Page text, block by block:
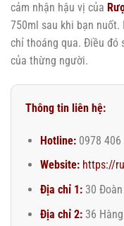
cảm nhận hậu vị của
750ml sau khi bạn nuốt.
chỉ thoáng qua. Điều đó
của thừng người.
Thông tin liên hệ:
Hotline:0978 406
Website: https://
Địa chỉ 1:30 Đoàn
Địa chỉ 2:36 Hàng